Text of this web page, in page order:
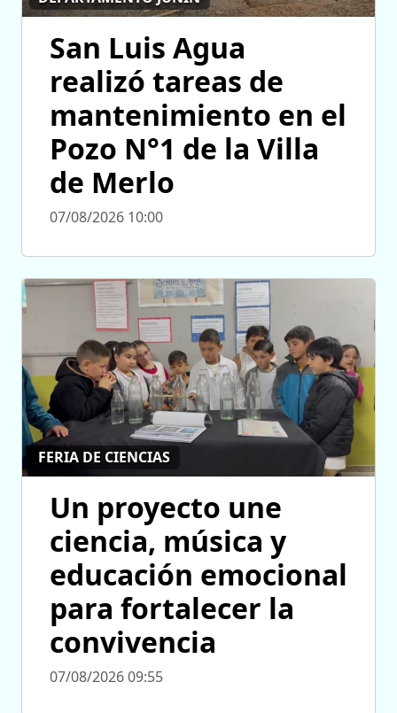
San Luis Agua
realizó tareas de
mantenimiento en el
Pozo N°1 de la Villa
de Merlo
07/08/2026 10:00
FERIA DE CIENCIAS
Un proyecto une
ciencia, música y
educación emocional
para fortalecer la
convivencia
07/08/2026 09:55